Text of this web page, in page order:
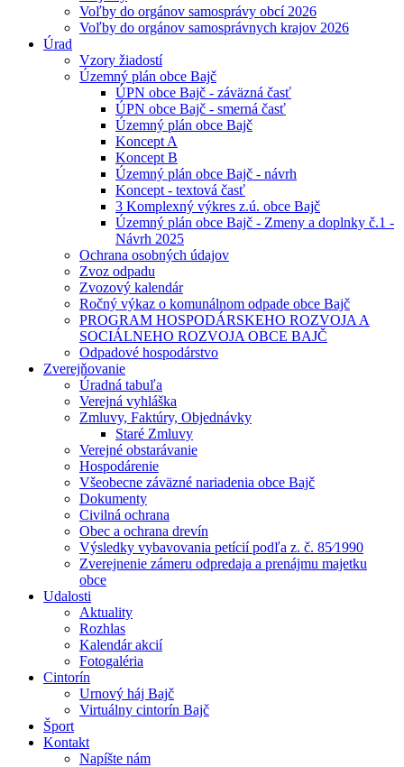
Voľby do orgánov samosprávy obcí 2026
Voľby do orgánov samosprávnych krajov 2026
Úrad
Vzory žiadostí
Územný plán obce Bajč
ÚPN obce Bajč - záväzná časť
ÚPN obce Bajč - smerná časť
Územný plán obce Bajč
Koncept A
Koncept B
Územný plán obce Bajč - návrh
Koncept - textová časť
3 Komplexný výkres z.ú. obce Bajč
Územný plán obce Bajč - Zmeny a doplnky č.1 -
Návrh 2025
Ochrana osobných údajov
Zvoz odpadu
Zvozový kalendár
Ročný výkaz o komunálnom odpade obce Bajč
PROGRAM HOSPODÁRSKEHO ROZVOJA A
SOCIÁLNEHO ROZVOJA OBCE BAJČ
Odpadové hospodárstvo
Zverejňovanie
Úradná tabuľa
Verejná vyhláška
Zmluvy, Faktúry, Objednávky
Staré Zmluvy
Verejné obstarávanie
Hospodárenie
Všeobecne záväzné nariadenia obce Bajč
Dokumenty
Civilná ochrana
Obec a ochrana drevín
Výsledky vybavovania petícií podľa z. č. 85⁄1990
Zverejnenie zámeru odpredaja a prenájmu majetku
obce
Udalosti
Aktuality
Rozhlas
Kalendár akcií
Fotogaléria
Cintorín
Urnový háj Bajč
Virtuálny cintorín Bajč
Šport
Kontakt
Napíšte nám